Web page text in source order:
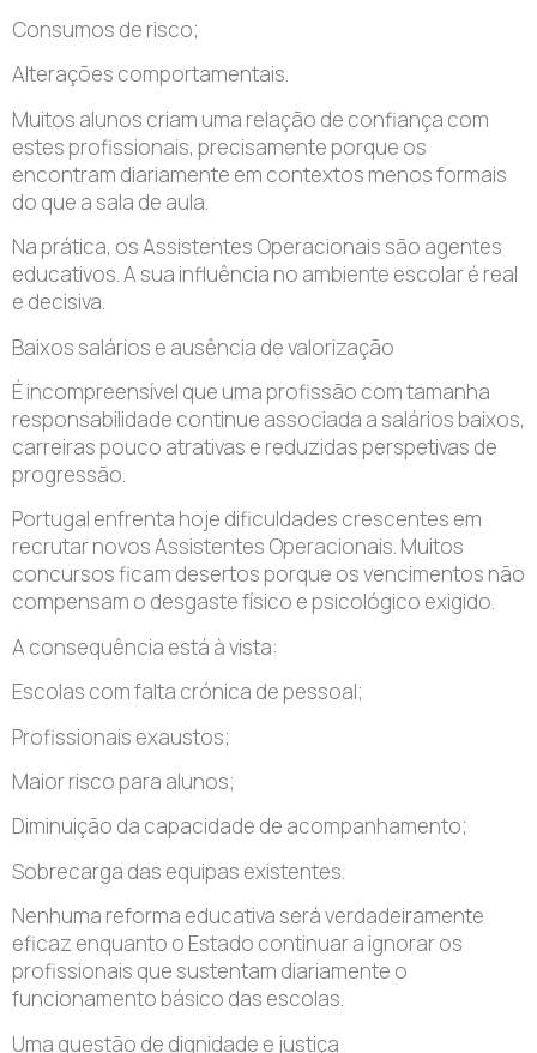
Consumos de risco;
Alterações comportamentais.
Muitos alunos criam uma relação de confiança com
estes profissionais, precisamente porque os
encontram diariamente em contextos menos formais
do que a sala de aula.
Na prática, os Assistentes Operacionais são agentes
educativos. A sua influência no ambiente escolar é real
e decisiva.
Baixos salários e ausência de valorização
É incompreensível que uma profissão com tamanha
responsabilidade continue associada a salários baixos,
carreiras pouco atrativas e reduzidas perspetivas de
progressão.
Portugal enfrenta hoje dificuldades crescentes em
recrutar novos Assistentes Operacionais. Muitos
concursos ficam desertos porque os vencimentos não
compensam o desgaste físico e psicológico exigido.
A consequência está à vista:
Escolas com falta crónica de pessoal;
Profissionais exaustos;
Maior risco para alunos;
Diminuição da capacidade de acompanhamento;
Sobrecarga das equipas existentes.
Nenhuma reforma educativa será verdadeiramente
eficaz enquanto o Estado continuar a ignorar os
profissionais que sustentam diariamente o
funcionamento básico das escolas.
Uma questão de dignidade e justiça